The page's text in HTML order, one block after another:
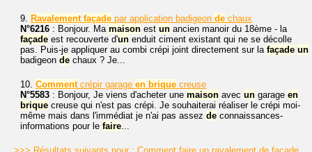
9. Ravalement façade par application badigeon de chaux
N°6216 : Bonjour. Ma maison est un ancien manoir du 18ème - la
façade est recouverte d'un enduit ciment existant qui ne se décolle
pas. Puis-je appliquer au combi crépi joint directement sur la façade un
badigeon de chaux ? Je...
10. Commentcrépir garage en brique creuse
N°5583 : Bonjour, Je viens d'acheter une maison avec un garage en
brique creuse qui n'est pas crépi. Je souhaiterai réaliser le crépi moi-
même mais dans l'immédiat je n'ai pas assez de connaissances-
informations pour le faire...